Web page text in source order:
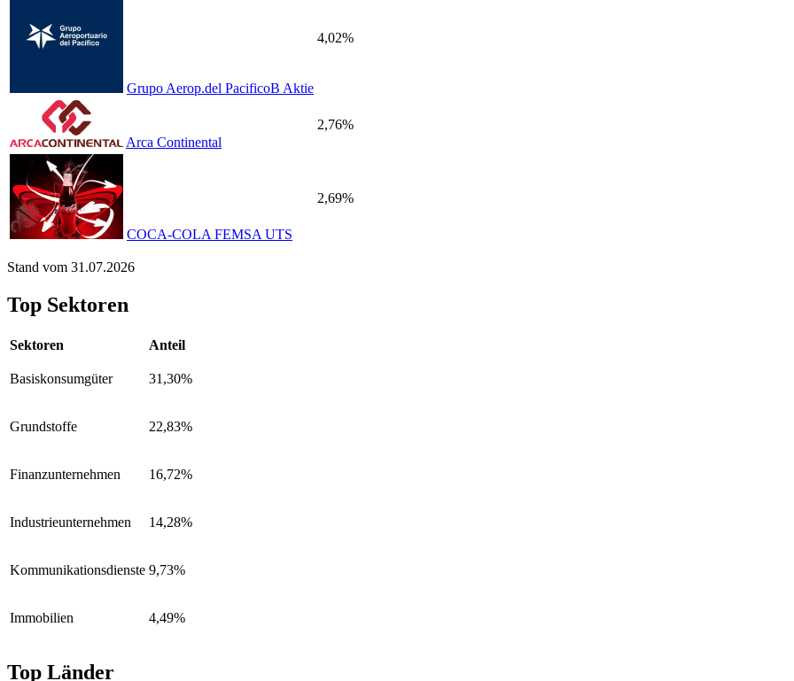
Grupo Aerop.del PacificoB Aktie
4,02%
Arca Continental
2,76%
COCA-COLA FEMSA UTS
2,69%
Stand vom 31.07.2026
Top Sektoren
Sektoren Anteil
Basiskonsumgüter 31,30%
Grundstoffe 22,83%
Finanzunternehmen 16,72%
Industrieunternehmen 14,28%
Kommunikationsdienste 9,73%
Immobilien 4,49%
Top Länder